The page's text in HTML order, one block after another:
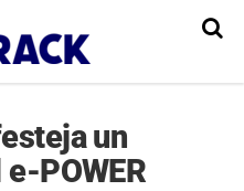
un
POWER